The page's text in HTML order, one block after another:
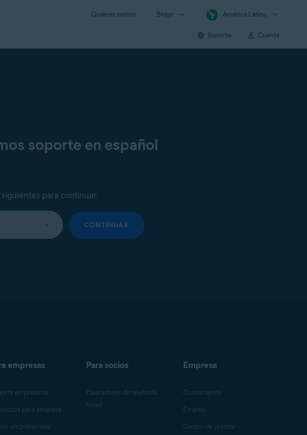
Quiénes somos Blogs América Latina
Soporte Cuenta
soporte en español
para continuar:
CONTINUAR
empresas
empresarial
para empresa
empresariales
Para socios
Operadores de telefonía
móvil
Empresa
Contáctenos
Empleo
Centro de prensa